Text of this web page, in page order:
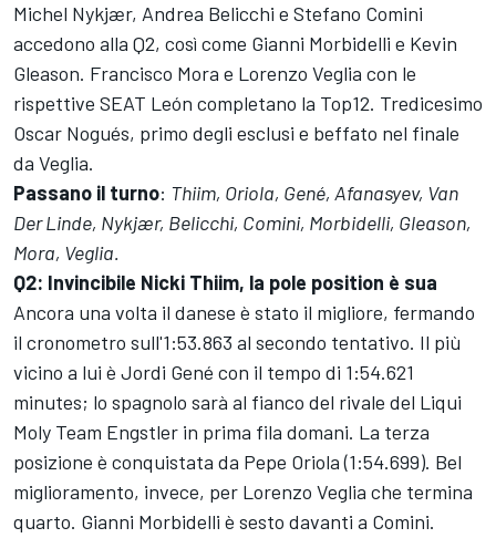
Michel Nykjær, Andrea Belicchi e Stefano Comini
accedono alla Q2, così come Gianni Morbidelli e Kevin
Gleason. Francisco Mora e Lorenzo Veglia con le
rispettive SEAT León completano la Top12. Tredicesimo
Oscar Nogués, primo degli esclusi e beffato nel finale
da Veglia.
Passano il turno: Thiim, Oriola, Gené, Afanasyev, Van
Der Linde, Nykjær, Belicchi, Comini, Morbidelli, Gleason,
Mora, Veglia.
Q2: Invincibile Nicki Thiim, la pole position è sua
Ancora una volta il danese è stato il migliore, fermando
il cronometro sull'1:53.863 al secondo tentativo. Il più
vicino a lui è Jordi Gené con il tempo di 1:54.621
minutes; lo spagnolo sarà al fianco del rivale del Liqui
Moly Team Engstler in prima fila domani. La terza
posizione è conquistata da Pepe Oriola (1:54.699). Bel
miglioramento, invece, per Lorenzo Veglia che termina
quarto. Gianni Morbidelli è sesto davanti a Comini.